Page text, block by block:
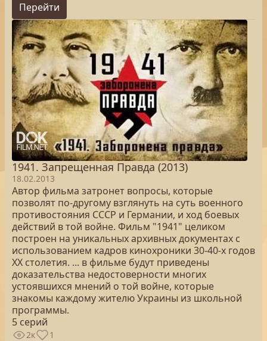
Перейти
1941. Запрещенная Правда (2013)
18.02.2013
Автор фильма затронет вопросы, которые
позволят по-другому взглянуть на суть военного
противостояния СССР и Германии, и ход боевых
действий в той войне. Фильм "1941" целиком
построен на уникальных архивных документах с
использованием кадров кинохроники 30-40-х годов
XX столетия. ... в фильме будут приведены
доказательства недостоверности многих
устоявшихся мнений о той войне, которые
знакомы каждому жителю Украины из школьной
программы.
5 серий
2к 1